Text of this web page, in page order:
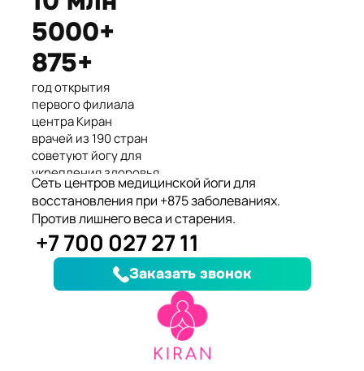
Международные призеры 2-го
Азиатского Чемпионата по
йогасана спорт и единственные
представители Казахстана.
5000+
875+
год открытия
первого филиала
центра Киран
врачей из 190 стран
советуют йогу для
укрепления здоровья
клиентов улучшили
здоровье и
качество жизни
заболеваний, при
которых йога
дополняет лечение
Сеть центров медицинской йоги для
восстановления при +875 заболеваниях.
Против лишнего веса и старения.
+7 700 027 27 11
Заказать звонок